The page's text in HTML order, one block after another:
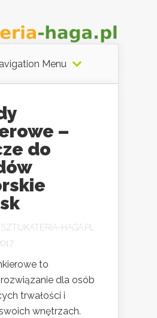
Menu
–
do
SZTUKATERIA-HAGA.PL
to
dla osób
trwałości i
wnętrzach.